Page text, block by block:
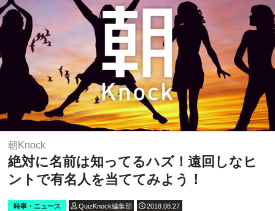
朝Knock
絶対に名前は知ってるハズ！遠回しなヒ
ントで有名人を当ててみよう！
時事・ニュース QuizKnock編集部 2018.08.27